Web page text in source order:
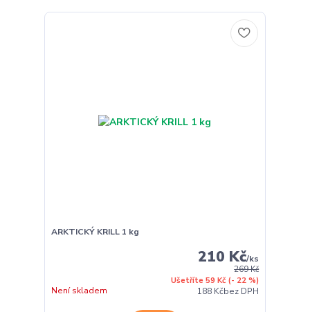
ARKTICKÝ KRILL 1 kg
269 Kč
Ušetříte 59 Kč (- 22 %)
210 Kč/ks
188 Kčbez DPH
Není skladem